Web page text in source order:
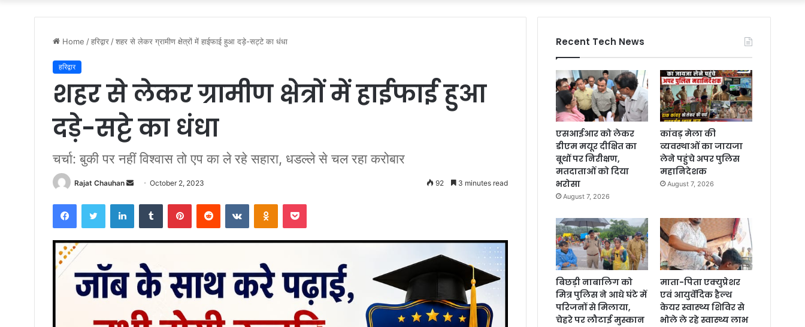
Home /हरिद्वार /शहर से लेकर ग्रामीण क्षेत्रों में हाईफाई हुआ दड़े-सट्टे का धंधा
हरिद्वार
शहर से लेकर ग्रामीण क्षेत्रों में हाईफाई हुआ
दड़े-सट्टे का धंधा
चर्चा: बुकी पर नहीं विश्वास तो एप का ले रहे सहारा, धडल्ले से चल रहा करोबार
Rajat Chauhan
Send
email
October 2, 2023 92 3 minutes read
FacebookTwitter LinkedInTumblr PinterestReddit VKontakteOdnoklassniki
Pocket
Recent Tech News
एसआईआर को लेकर
डीएम मयूर दीक्षित का
बूथों पर निरीक्षण,
मतदाताओं को दिया
भरोसा
August 7, 2026
कांवड़ मेला की
व्यवस्थाओं का जायजा
लेने पहुंचे अपर पुलिस
महानिदेशक
August 7, 2026
बिछड़ी नाबालिग को
मित्र पुलिस ने आधे घंटे में
परिजनों से मिलाया,
चेहरे पर लौटाई मुस्कान
माता-पिता एक्युप्रेशर
एवं आयुर्वेदिक हैल्थ
केयर स्वास्थ्य शिविर से
भोले ले रहे स्वास्थ्य लाभ